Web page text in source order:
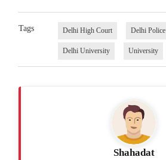
Tags Delhi High Court Delhi Police
Delhi University University
Shahadat